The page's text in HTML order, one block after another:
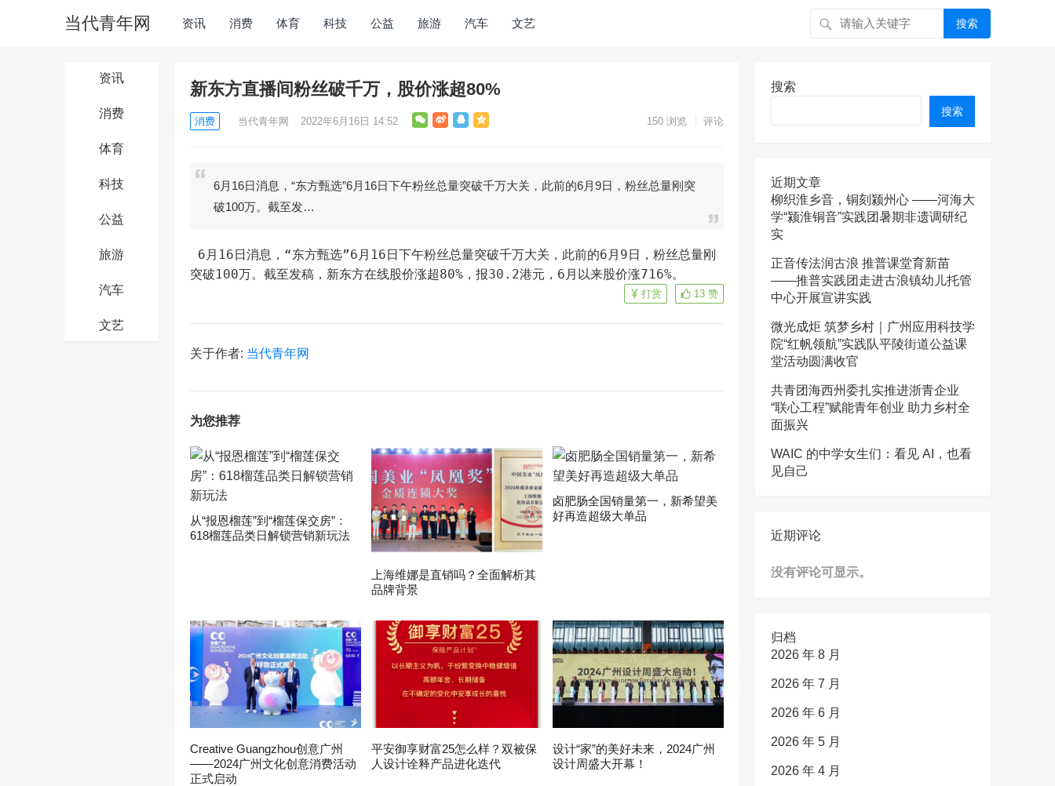
当代青年网 资讯 消费 体育 科技 公益 旅游 汽车 文艺 搜索
资讯
消费
体育
科技
公益
旅游
汽车
文艺
新东方直播间粉丝破千万，股价涨超80%
消费 当代青年网 2022年6月16日 14:52 150 浏览 评论
6月16日消息，“东方甄选”6月16日下午粉丝总量突破千万大关，此前的6月9日，粉丝总量刚突
破100万。截至发…
突破100万。截至发稿，新东方在线股价涨超80%，报30.2港元，6月以来股价涨716%。
13 赞
打赏
关于作者: 当代青年网
为您推荐
从“报恩榴莲”到“榴莲保交房”：
618榴莲品类日解锁营销新玩法
上海维娜是直销吗？全面解析其
品牌背景
卤肥肠全国销量第一，新希望美
好再造超级大单品
Creative Guangzhou创意广州
——2024广州文化创意消费活动
正式启动
平安御享财富25怎么样？双被保
人设计诠释产品进化迭代
设计“家”的美好未来，2024广州
设计周盛大开幕！
搜索
搜索
近期文章
柳织淮乡音，铜刻颍州心 ——河海大
学“颍淮铜音”实践团暑期非遗调研纪
实
正音传法润古浪 推普课堂育新苗
——推普实践团走进古浪镇幼儿托管
中心开展宣讲实践
微光成炬 筑梦乡村｜广州应用科技学
院“红帆领航”实践队平陵街道公益课
堂活动圆满收官
共青团海西州委扎实推进浙青企业
“联心工程”赋能青年创业 助力乡村全
面振兴
WAIC 的中学女生们：看见 AI，也看
见自己
近期评论
没有评论可显示。
归档
2026 年 8 月
2026 年 7 月
2026 年 6 月
2026 年 5 月
2026 年 4 月